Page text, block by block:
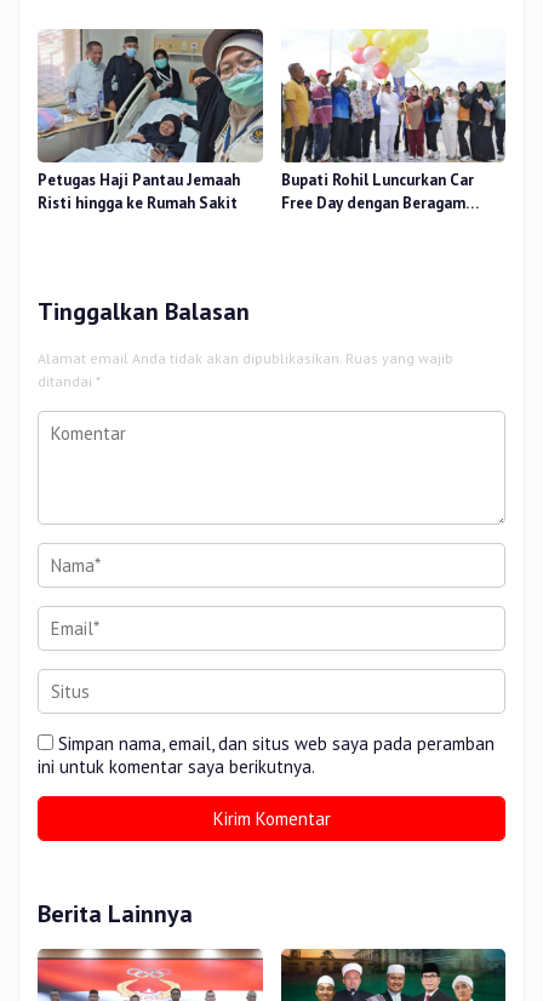
Petugas Haji Pantau Jemaah
Risti hingga ke Rumah Sakit
Bupati Rohil Luncurkan Car
Free Day dengan Beragam
Tinggalkan Balasan
Alamat email Anda tidak akan dipublikasikan. Ruas yang wajib
ditandai *
Simpan nama, email, dan situs web saya pada peramban
ini untuk komentar saya berikutnya.
Berita Lainnya